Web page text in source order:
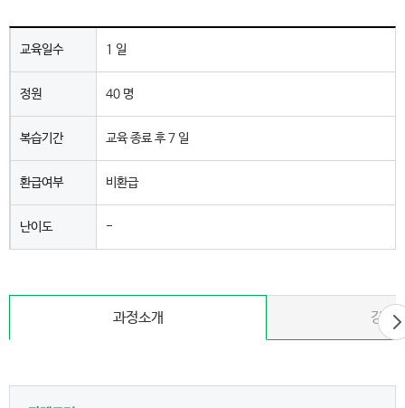
교육일수 1 일
정원 40 명
복습기간 교육 종료 후 7 일
환급여부 비환급
난이도 -
과정소개 강사
다
음